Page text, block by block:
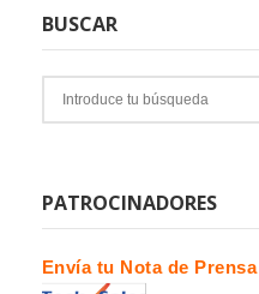
BUSCAR
PATROCINADORES
Envía tu Nota de Prensa